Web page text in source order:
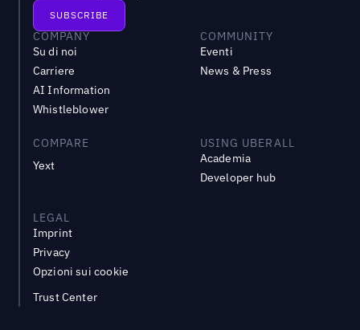
COMPANY
Su di noi
Carriere
AI Information
Whistleblower
COMMUNITY
Eventi
News & Press
COMPARE
Yext
USING UBERALL
Academia
Developer hub
LEGAL
Imprint
Privacy
Opzioni sui cookie
Trust Center